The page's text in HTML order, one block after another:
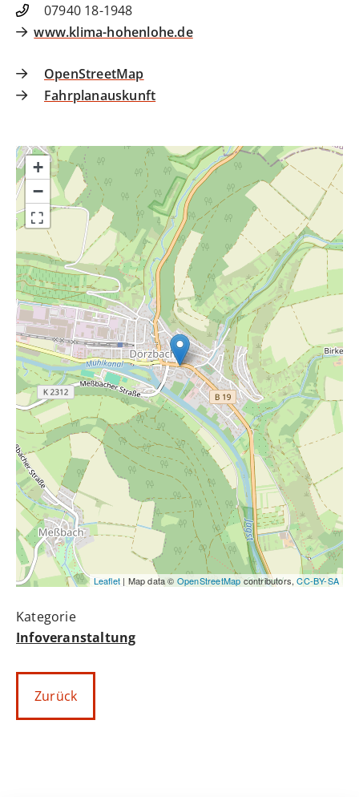
OpenStreetMap
Fahrplanauskunft
www.klima-hohenlohe.de
07940 18-1948
+
−
Leaflet| Map data © OpenStreetMapcontributors,CC-BY-SA
Infoveranstaltung
Zurück